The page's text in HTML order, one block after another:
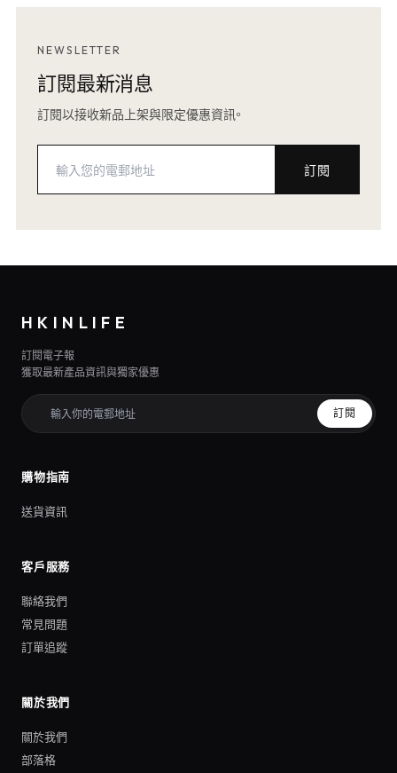
NEWSLETTER
訂閱最新消息
訂閱以接收新品上架與限定優惠資訊。
訂閱
HKINLIFE
訂閱電子報
獲取最新產品資訊與獨家優惠
訂閱
購物指南
送貨資訊
客戶服務
聯絡我們
常見問題
訂單追蹤
關於我們
關於我們
部落格